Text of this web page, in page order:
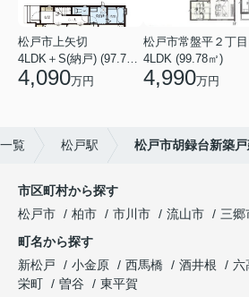
松戸市上矢切
4LDK＋S(納戸) (97.71㎡)
4,090万円
松戸市常盤平２丁目
4LDK (99.78㎡)
4,990万円
覧 松戸駅 松戸市胡録台新築戸
市区町村から探す
松戸市
柏市 市川市 流山市 三郷
町名から探す
新松戸
小金原 西馬橋 酒井根 六
栄町
曽谷
東平賀